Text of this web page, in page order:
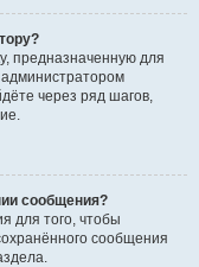
предназначенную для
через ряд шагов,
сообщения?
для того, чтобы
сообщения